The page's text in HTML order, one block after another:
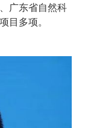
广东省自然科
目多项。